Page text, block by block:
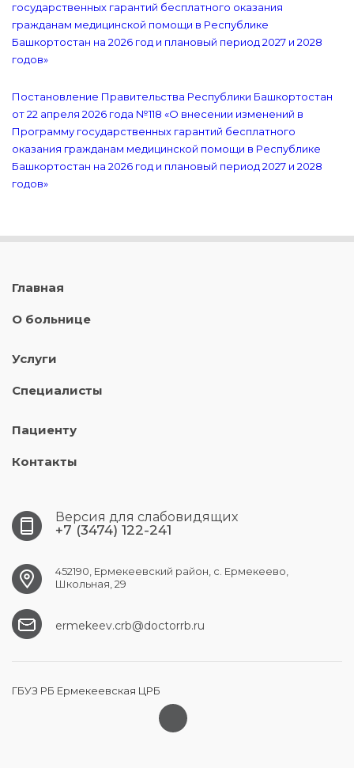
государственных гарантий бесплатного оказания
гражданам медицинской помощи в Республике
Башкортостан на 2026 год и плановый период 2027 и 2028
годов»
Постановление Правительства Республики Башкортостан
от 22 апреля 2026 года №118 «О внесении изменений в
Программу государственных гарантий бесплатного
оказания гражданам медицинской помощи в Республике
Башкортостан на 2026 год и плановый период 2027 и 2028
годов»
Главная
О больнице
Услуги
Специалисты
Пациенту
Контакты
Версия для слабовидящих
+7 (3474) 122-241
452190, Ермекеевский район, с. Ермекеево,
Школьная, 29
ermekeev.crb@doctorrb.ru
ГБУЗ РБ Ермекеевская ЦРБ